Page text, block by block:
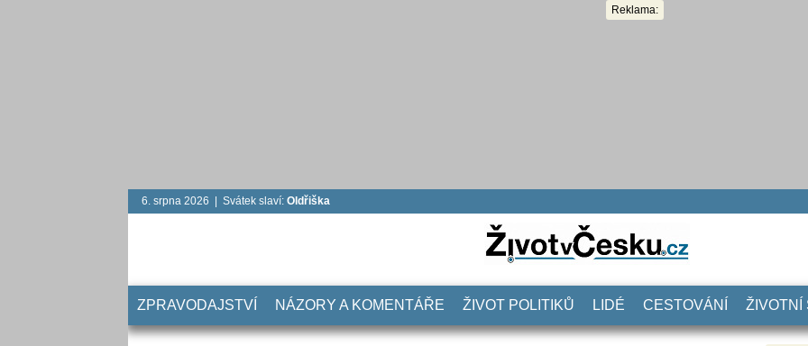
Reklama:
6. srpna 2026 | Svátek slaví: Oldřiška
ZPRAVODAJSTVÍ NÁZORY A KOMENTÁŘE ŽIVOT POLITIKŮ LIDÉ CESTOVÁNÍ ŽIVOTNÍ